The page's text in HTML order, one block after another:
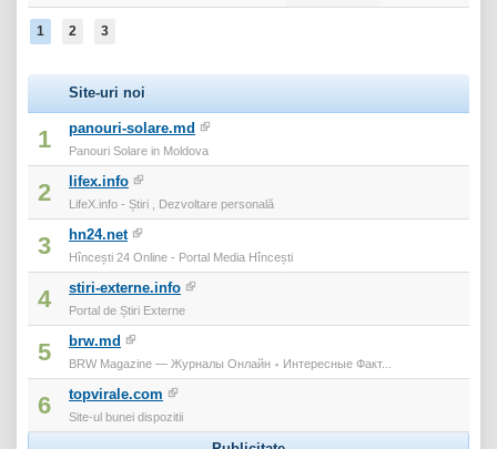
1 2 3
Site-uri noi
1 panouri-solare.md
Panouri Solare in Moldova
2 lifex.info
LifeX.info - Știri , Dezvoltare personală
3 hn24.net
Hîncești 24 Online - Portal Media Hîncești
4 stiri-externe.info
Portal de Știri Externe
5 brw.md
BRW Magazine — Журналы Онлайн ⋆ Интересные Факт...
6 topvirale.com
Site-ul bunei dispozitii